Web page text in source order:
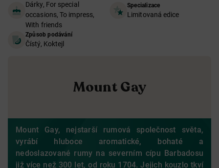
Dárky, For special
occasions, To impress,
With friends
Specializace
Limitovaná edice
Způsob podávání
Čístý, Koktejl
Mount Gay
Mount Gay, nejstarší rumová společnost světa,
vyrábí hluboce aromatické, bohaté a
nedoslazované rumy na severním cípu Barbadosu
již více než 300 let, od roku 1704. Jejich kouzlo tkví